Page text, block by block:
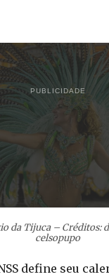
PUBLICIDADE
da Tijuca – Créditos:
celsopupo
define seu